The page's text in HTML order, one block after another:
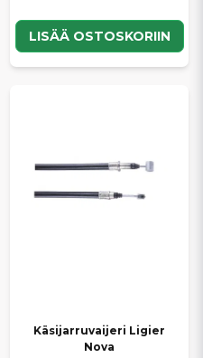
LISÄÄ OSTOSKORIIN
Käsijarruvaijeri Ligier
Nova